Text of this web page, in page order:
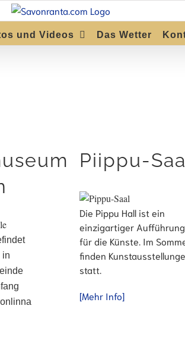
und Videos Das Wetter
in
Piippu-
Die Pippu Hall ist ein
einzigartiger
für die Künste. Im
finden
statt.
[Mehr Info]